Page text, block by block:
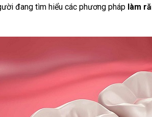
đang tìm hiểu các phương pháp làm